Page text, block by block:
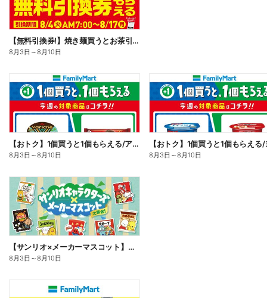
【無料引換券!】焼き麺買うとお茶引換券貰える!
8月3日 ～8月10日
【おトク】1個買うと1個もらえる/アイス
8月3日 ～8月10日 8月3日 ～8月10日
【サンリオ×メーカーマスコット】オリジナルグッズ貰える!
8月3日 ～8月10日